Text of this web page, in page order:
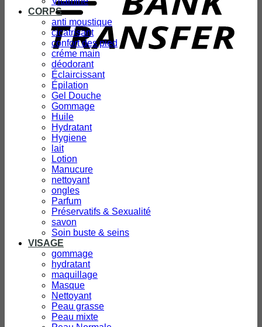
CORPS
anti moustique
cicatrisant
confort des pied
créme main
déodorant
Éclaircissant
Épilation
Gel Douche
Gommage
Huile
Hydratant
Hygiene
lait
Lotion
Manucure
nettoyant
ongles
Parfum
Préservatifs & Sexualité
savon
Soin buste & seins
VISAGE
gommage
hydratant
maquillage
Masque
Nettoyant
Peau grasse
Peau mixte